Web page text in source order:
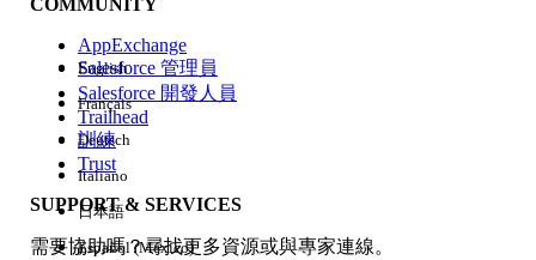
經驗
COMMUNITY
AppExchange
Salesforce 管理員
Salesforce 開發人員
Trailhead
訓練
Trust
SUPPORT & SERVICES
需要協助嗎？尋找更多資源或與專家連線。
English
Français
Deutsch
Italiano
日本語
Español (México)